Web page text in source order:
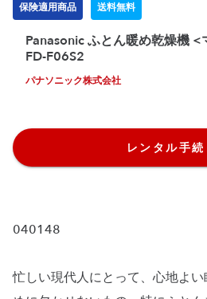
保険適用商品 送料無料
Panasonic ふとん暖め乾燥機
FD-F06S2
パナソニック株式会社
レンタル手
040148
忙しい現代人にとって、心地よ